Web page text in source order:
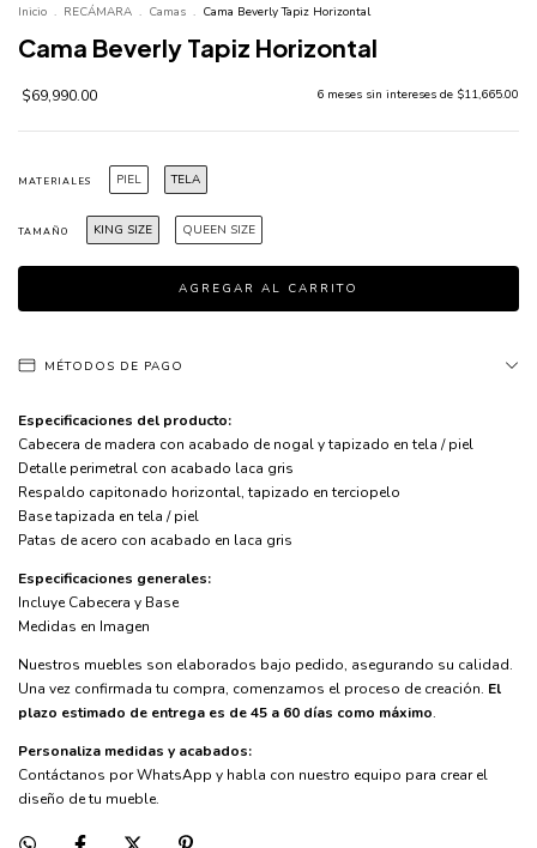
Inicio . RECÁMARA . Camas . Cama Beverly Tapiz Horizontal
Cama Beverly Tapiz Horizontal
$69,990.00 6 meses sin intereses de $11,665.00
MATERIALES PIEL TELA
TAMAÑO KING SIZE QUEEN SIZE
MÉTODOS DE PAGO
Especificaciones del producto:
Cabecera de madera con acabado de nogal y tapizado en tela / piel
Detalle perimetral con acabado laca gris
Respaldo capitonado horizontal, tapizado en terciopelo
Base tapizada en tela / piel
Patas de acero con acabado en laca gris
Especificaciones generales:
Incluye Cabecera y Base
Medidas en Imagen
Nuestros muebles son elaborados bajo pedido, asegurando su calidad.
Una vez confirmada tu compra, comenzamos el proceso de creación. El
plazo estimado de entrega es de 45 a 60 días como máximo.
Personaliza medidas y acabados:
Contáctanos por WhatsApp y habla con nuestro equipo para crear el
diseño de tu mueble.